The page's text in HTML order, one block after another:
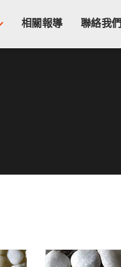
相關報導 聯絡我們